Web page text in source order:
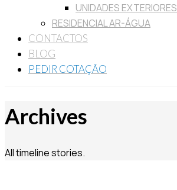
UNIDADES EXTERIORES
RESIDENCIAL AR-ÁGUA
CONTACTOS
BLOG
PEDIR COTAÇÃO
Archives
All timeline stories.